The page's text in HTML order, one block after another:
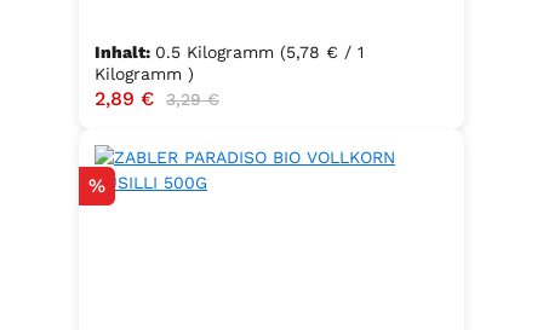
Inhalt: 0.5 Kilogramm (5,78 € / 1
Kilogramm )
Verkaufspreis:
2,89 € Regulärer Preis:
3,29 €
Rabatt
%